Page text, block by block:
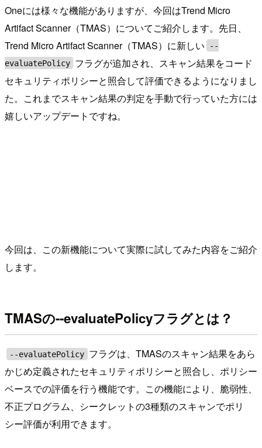
Oneには様々な機能がありますが、今回はTrend Micro
Artifact Scanner（TMAS）についてご紹介します。先日、
Trend Micro Artifact Scanner（TMAS）に新しい
--
evaluatePolicy フラグが追加され、スキャン結果をコード
セキュリティポリシーと照合して評価できるようになりまし
た。これまでスキャン結果の判定を手動で行っていた方には
嬉しいアップデートですね。
今回は、この新機能について実際に試してみた内容をご紹介
します。
TMASの--evaluatePolicyフラグとは？
--evaluatePolicy フラグは、TMASのスキャン結果をあら
かじめ定義されたセキュリティポリシーと照合し、ポリシー
ベースでの評価を行う機能です。この機能により、脆弱性、
不正プログラム、シークレットの3種類のスキャンでポリ
シー評価が利用できます。